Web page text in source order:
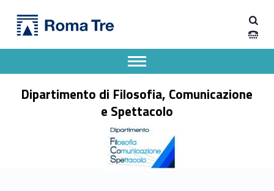
Dipartimento di Filosofia, Comunicazione e Spettacolo
Dipartimento di Filosofia, Comunicazione
e Spettacolo
Apri il menu secondario
Header info sidebar